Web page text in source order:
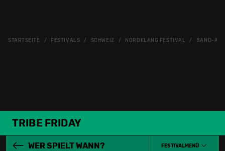
STARTSEITE FESTIVALS SCHWEIZ NORDKLANG FESTIVAL BAND-
TRIBE FRIDAY
WER SPIELT WANN? FESTIVALMENÜ